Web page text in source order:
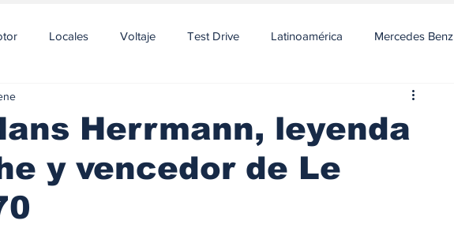
Locales Voltaje Test Drive Latinoamérica Mercedes Benz
Herrmann, leyenda
y vencedor de Le